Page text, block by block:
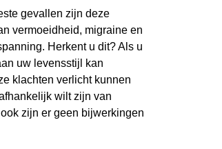
gevallen zijn deze
vermoeidheid, migraine en
Herkent u dit? Als u
uw levensstijl kan
klachten verlicht kunnen
wilt zijn van
zijn er geen bijwerkingen